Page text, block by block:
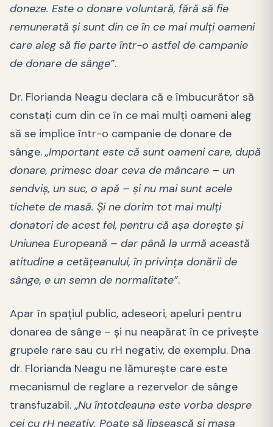
doneze. Este o donare voluntară, fără să fie
remunerată și sunt din ce în ce mai mulți oameni
care aleg să fie parte într-o astfel de campanie
de donare de sânge”.
Dr. Florianda Neagu declara că e îmbucurător să
constați cum din ce în ce mai mulți oameni aleg
să se implice într-o campanie de donare de
sânge. „Important este că sunt oameni care, după
donare, primesc doar ceva de mâncare – un
sendviș, un suc, o apă – și nu mai sunt acele
tichete de masă. Și ne dorim tot mai mulți
donatori de acest fel, pentru că așa dorește și
Uniunea Europeană – dar până la urmă această
atitudine a cetățeanului, în privința donării de
sânge, e un semn de normalitate”.
Apar în spațiul public, adeseori, apeluri pentru
donarea de sânge – și nu neapărat în ce privește
grupele rare sau cu rH negativ, de exemplu. Dna
dr. Florianda Neagu ne lămurește care este
mecanismul de reglare a rezervelor de sânge
transfuzabil. „Nu întotdeauna este vorba despre
cei cu rH negativ. Poate să lipsească și masa